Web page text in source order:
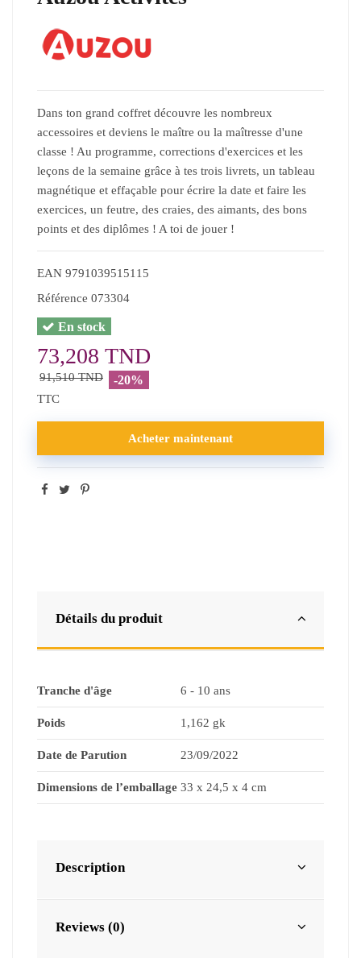
Dans ton grand coffret découvre les nombreux
accessoires et deviens le maître ou la maîtresse d'une
classe ! Au programme, corrections d'exercices et les
leçons de la semaine grâce à tes trois livrets, un tableau
magnétique et effaçable pour écrire la date et faire les
exercices, un feutre, des craies, des aimants, des bons
points et des diplômes ! A toi de jouer !
EAN 9791039515115
Référence 073304
En stock
73,208 TND
91,510 TND -20%
TTC
Acheter maintenant
Détails du produit
Tranche d'âge ‎6 - 10 ans
Poids 1,162 gk
Date de Parution 23/09/2022
Dimensions de l’emballage 33 x 24,5 x 4 cm
Description
Reviews (0)